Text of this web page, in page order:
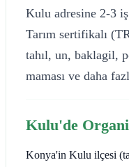
Kulu adresine 2-3
Tarım sertifikalı
tahıl, un, baklagil,
maması ve daha
Kulu'de
Konya'in Kulu ilçesi